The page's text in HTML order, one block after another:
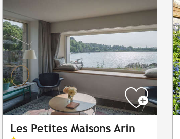
Les Petites Maisons Arin